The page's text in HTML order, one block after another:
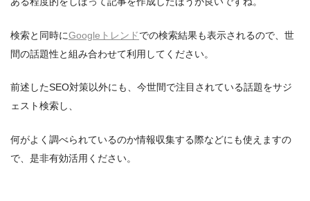
検索と同時にGoogleトレンドでの検索結果も表示されるので、世
間の話題性と組み合わせて利用してください。
前述したSEO対策以外にも、今世間で注目されている話題をサジ
ェスト検索し、
何がよく調べられているのか情報収集する際などにも使えますの
で、是非有効活用ください。